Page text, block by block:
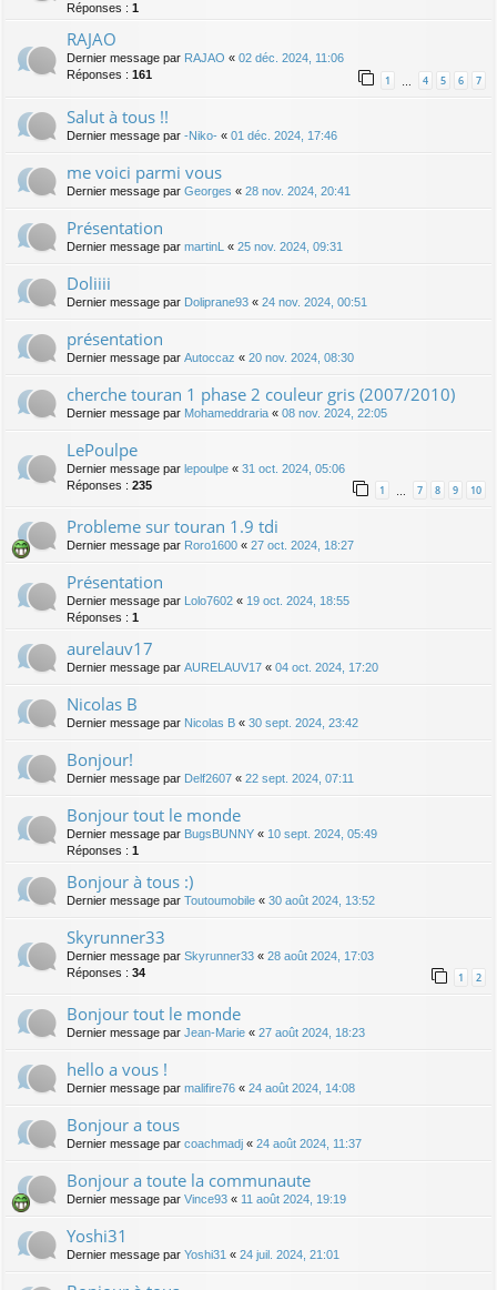
Réponses : 1
RAJAO
Dernier message par RAJAO « 02 déc. 2024, 11:06
Réponses : 161 1 4 5 6 7
Salut à tous !!
Dernier message par -Niko- « 01 déc. 2024, 17:46
me voici parmi vous
Dernier message par Georges « 28 nov. 2024, 20:41
Présentation
Dernier message par martinL « 25 nov. 2024, 09:31
Doliiii
Dernier message par Doliprane93 « 24 nov. 2024, 00:51
présentation
Dernier message par Autoccaz « 20 nov. 2024, 08:30
cherche touran 1 phase 2 couleur gris (2007/2010)
Dernier message par Mohameddraria « 08 nov. 2024, 22:05
LePoulpe
Dernier message par lepoulpe « 31 oct. 2024, 05:06
Réponses : 235 1 7 8 9 10
Probleme sur touran 1.9 tdi
Dernier message par Roro1600 « 27 oct. 2024, 18:27
Présentation
Dernier message par Lolo7602 « 19 oct. 2024, 18:55
Réponses : 1
aurelauv17
Dernier message par AURELAUV17 « 04 oct. 2024, 17:20
Nicolas B
Dernier message par Nicolas B « 30 sept. 2024, 23:42
Bonjour!
Dernier message par Delf2607 « 22 sept. 2024, 07:11
Bonjour tout le monde
Dernier message par BugsBUNNY « 10 sept. 2024, 05:49
Réponses : 1
Bonjour à tous :)
Dernier message par Toutoumobile « 30 août 2024, 13:52
Skyrunner33
Dernier message par Skyrunner33 « 28 août 2024, 17:03
Réponses : 34 1 2
Bonjour tout le monde
Dernier message par Jean-Marie « 27 août 2024, 18:23
hello a vous !
Dernier message par malifire76 « 24 août 2024, 14:08
Bonjour a tous
Dernier message par coachmadj « 24 août 2024, 11:37
Bonjour a toute la communaute
Dernier message par Vince93 « 11 août 2024, 19:19
Yoshi31
Dernier message par Yoshi31 « 24 juil. 2024, 21:01